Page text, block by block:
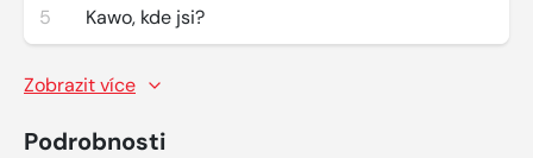
5 Kawo, kde jsi?
Zobrazit více
Podrobnosti